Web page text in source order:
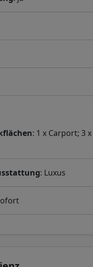
: 1 x Carport; 3
: Luxus